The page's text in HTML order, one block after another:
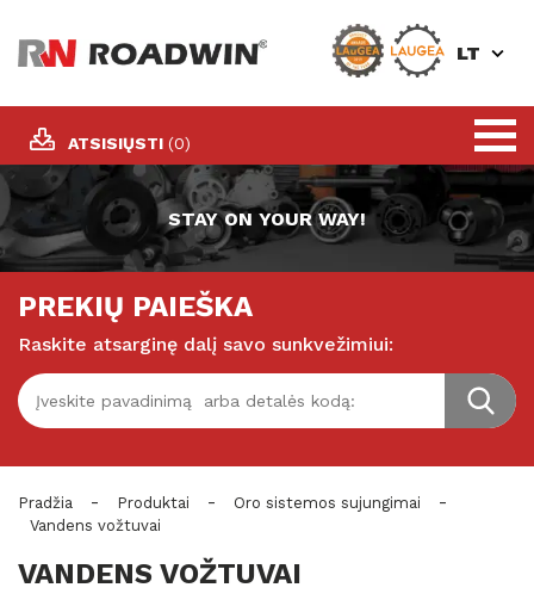
ATSISIŲSTI (0)
LT
STAY ON YOUR WAY!
PREKIŲ PAIEŠKA
Raskite atsarginę dalį savo sunkvežimiui:
Pradžia - Produktai - Oro sistemos sujungimai -
Vandens vožtuvai
VANDENS VOŽTUVAI